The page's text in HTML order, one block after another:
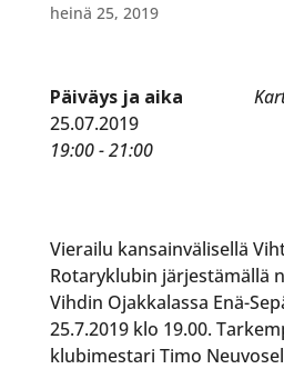
heinä 25, 2019
Päiväys ja aika
25.07.2019
19:00 - 21:00
Vierailu kansainvälisellä
Rotaryklubin järjestämällä
Vihdin Ojakkalassa Enä-
25.7.2019 klo 19.00.
klubimestari Timo